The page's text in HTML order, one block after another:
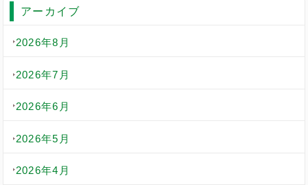
アーカイブ
2026年8月
2026年7月
2026年6月
2026年5月
2026年4月